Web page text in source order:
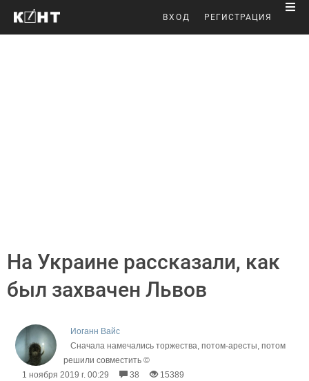
ВХОД РЕГИСТРАЦИЯ
На Украине рассказали, как
был захвачен Львов
Иоганн Вайс
Сначала намечались торжества, потом-аресты, потом
решили совместить ©
1 ноября 2019 г. 00:29
38 15389